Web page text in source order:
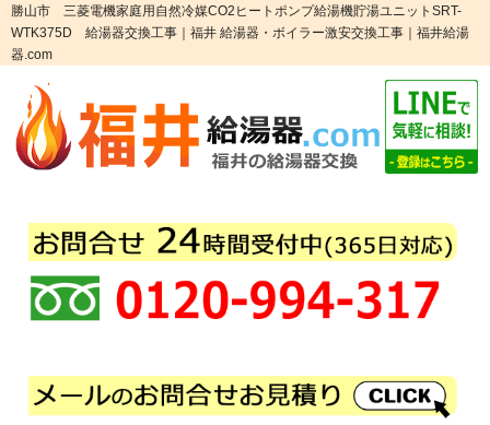
勝山市 三菱電機家庭用自然冷媒CO2ヒートポンプ給湯機貯湯ユニットSRT-
WTK375D 給湯器交換工事｜福井 給湯器・ボイラー激安交換工事｜福井給湯
器.com